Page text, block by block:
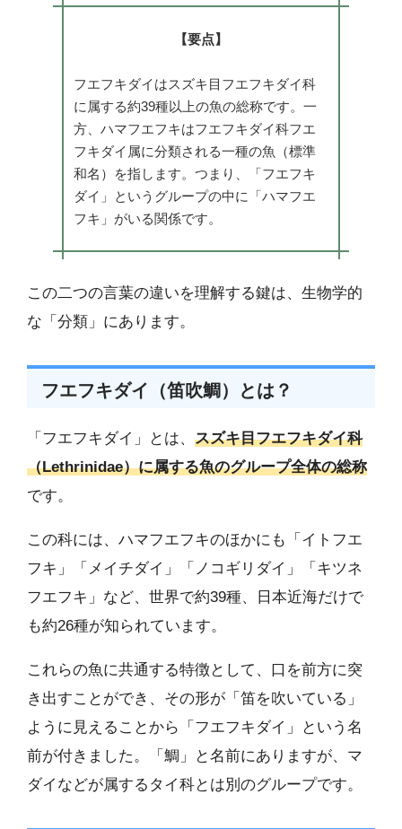
【要点】
フエフキダイはスズキ目フエフキダイ科
に属する約39種以上の魚の総称です。一
方、ハマフエフキはフエフキダイ科フエ
フキダイ属に分類される一種の魚（標準
和名）を指します。つまり、「フエフキ
ダイ」というグループの中に「ハマフエ
フキ」がいる関係です。
この二つの言葉の違いを理解する鍵は、生物学的
な「分類」にあります。
フエフキダイ（笛吹鯛）とは？
「フエフキダイ」とは、 スズキ目フエフキダイ科
（Lethrinidae）に属する魚のグループ全体の総称
です。
この科には、ハマフエフキのほかにも「イトフエ
フキ」「メイチダイ」「ノコギリダイ」「キツネ
フエフキ」など、世界で約39種、日本近海だけで
も約26種が知られています。
これらの魚に共通する特徴として、口を前方に突
き出すことができ、その形が「笛を吹いている」
ように見えることから「フエフキダイ」という名
前が付きました。「鯛」と名前にありますが、マ
ダイなどが属するタイ科とは別のグループです。